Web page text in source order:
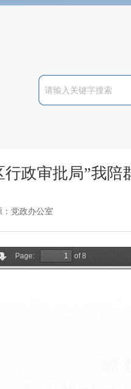
政审批局”我陪
党政办公室